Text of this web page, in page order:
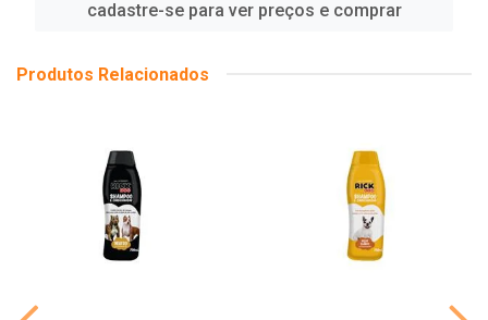
cadastre-se para ver preços e comprar
Produtos Relacionados